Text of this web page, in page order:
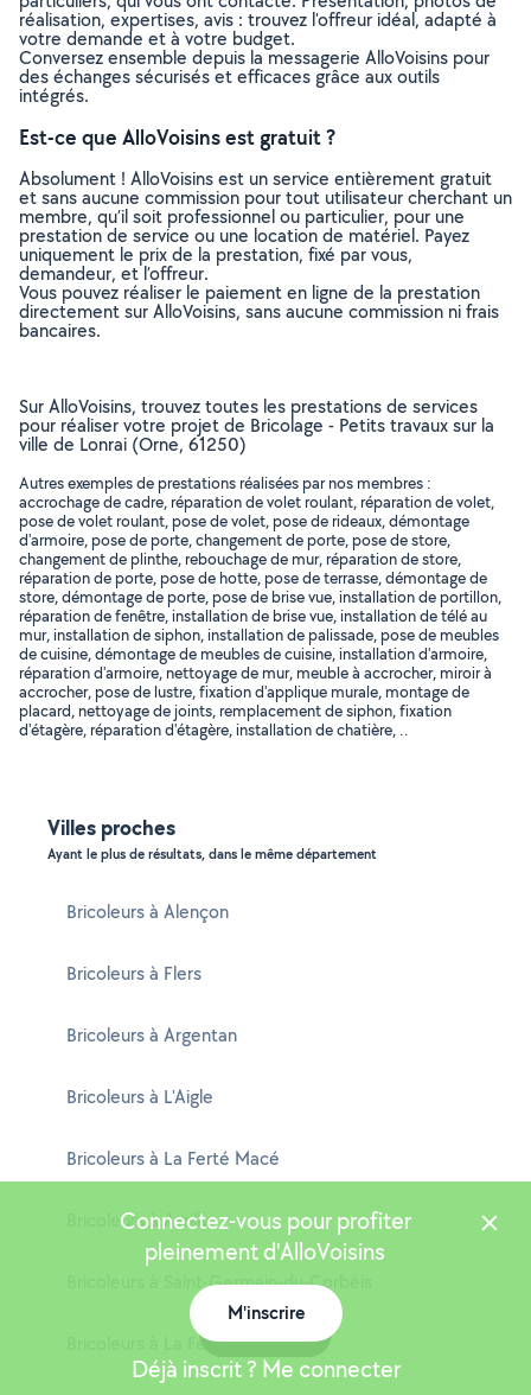
réalisation, expertises, avis : trouvez l'offreur idéal, adapté à
votre demande et à votre budget.
Conversez ensemble depuis la messagerie AlloVoisins pour
des échanges sécurisés et efficaces grâce aux outils
intégrés.
Est-ce que AlloVoisins est gratuit ?
Absolument ! AlloVoisins est un service entièrement gratuit
et sans aucune commission pour tout utilisateur cherchant un
membre, qu’il soit professionnel ou particulier, pour une
prestation de service ou une location de matériel. Payez
uniquement le prix de la prestation, fixé par vous,
demandeur, et l’offreur.
Vous pouvez réaliser le paiement en ligne de la prestation
directement sur AlloVoisins, sans aucune commission ni frais
bancaires.
Sur AlloVoisins, trouvez toutes les prestations de services
pour réaliser votre projet de Bricolage - Petits travaux sur la
ville de Lonrai (Orne, 61250)
Autres exemples de prestations réalisées par nos membres :
accrochage de cadre, réparation de volet roulant, réparation de volet,
pose de volet roulant, pose de volet, pose de rideaux, démontage
d'armoire, pose de porte, changement de porte, pose de store,
changement de plinthe, rebouchage de mur, réparation de store,
réparation de porte, pose de hotte, pose de terrasse, démontage de
store, démontage de porte, pose de brise vue, installation de portillon,
réparation de fenêtre, installation de brise vue, installation de télé au
mur, installation de siphon, installation de palissade, pose de meubles
de cuisine, démontage de meubles de cuisine, installation d'armoire,
réparation d'armoire, nettoyage de mur, meuble à accrocher, miroir à
accrocher, pose de lustre, fixation d'applique murale, montage de
placard, nettoyage de joints, remplacement de siphon, fixation
d'étagère, réparation d'étagère, installation de chatière, ..
Villes proches
Ayant le plus de résultats, dans le même département
Bricoleurs à Alençon
Bricoleurs à Flers
Bricoleurs à Argentan
Bricoleurs à L'Aigle
Bricoleurs à La Ferté Macé
Bricoleurs à Avrilly
Bricoleurs à Saint-Germain-du-Corbéis
Bricoleurs à La Ferrière-Bochard
Connectez-vous pour profiter
pleinement d'AlloVoisins
M'inscrire
Déjà inscrit ? Me connecter